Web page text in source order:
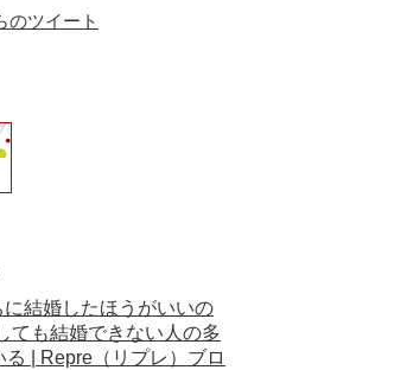
のツイート
結婚したほうがいいの
ても結婚できない人の多
る | Repre（リプレ）ブロ